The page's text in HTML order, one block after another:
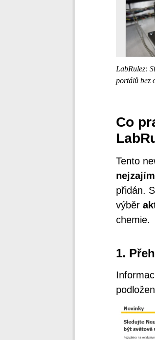
LabRulez:
portálů bez
Co
Tento
přidán.
výběr
chemie.
1.